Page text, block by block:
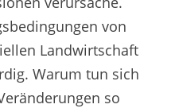
von
Landwirtschaft
Warum tun sich
so